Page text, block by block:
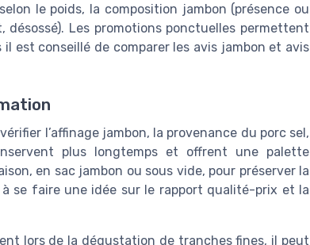
le poids, la composition jambon (présence ou
Les promotions ponctuelles permettent
est conseillé de comparer les avis jambon et avis
l’affinage jambon, la provenance du porc sel,
plus longtemps et offrent une palette
en sac jambon ou sous vide, pour préserver la
se faire une idée sur le rapport qualité-prix et la
lors de la dégustation de tranches fines, il peut